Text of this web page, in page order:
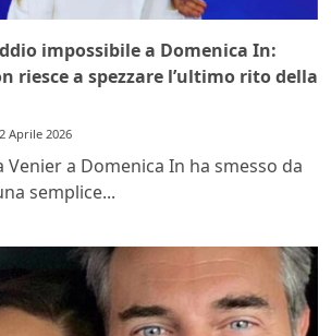
impossibile a Domenica In:
riesce a spezzare l’ultimo rito della
Aprile 2026
a Domenica In ha smesso da
semplice...